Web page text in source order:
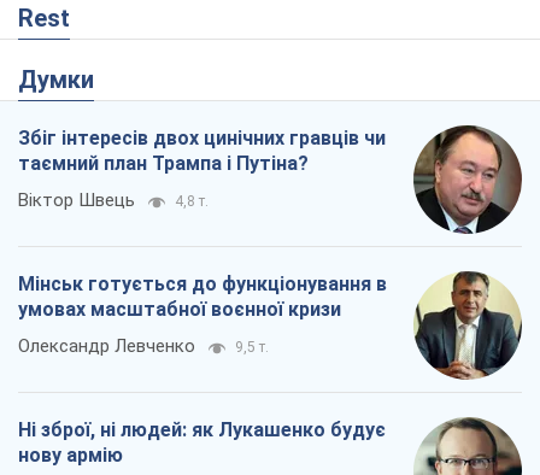
Rest
Думки
Збіг інтересів двох цинічних гравців чи
таємний план Трампа і Путіна?
Віктор Швець 4,8 т.
Мінськ готується до функціонування в
умовах масштабної воєнної кризи
Олександр Левченко 9,5 т.
Ні зброї, ні людей: як Лукашенко будує
нову армію